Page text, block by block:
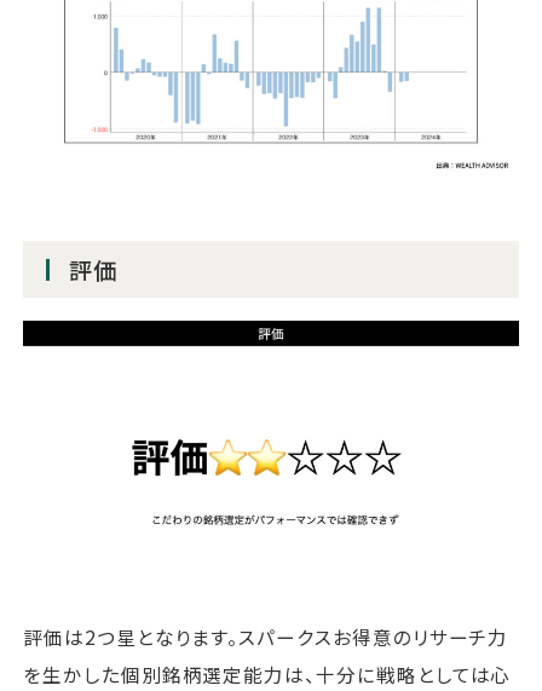
評価
評価は2つ星となります。スパークスお得意のリサーチ力
を生かした個別銘柄選定能力は、十分に戦略としては心